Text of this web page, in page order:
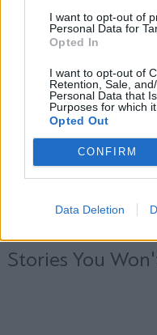
I want to opt-out of
Personal Data for
Opted In
I want to opt-out of
Retention, Sale,
Personal Data that
Purposes for which
Opted Out
CONFIRM
Data Deletion